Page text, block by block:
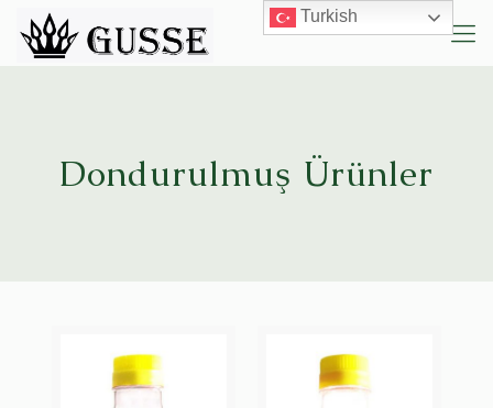
Dondurulmuş Ürünler
Turkish